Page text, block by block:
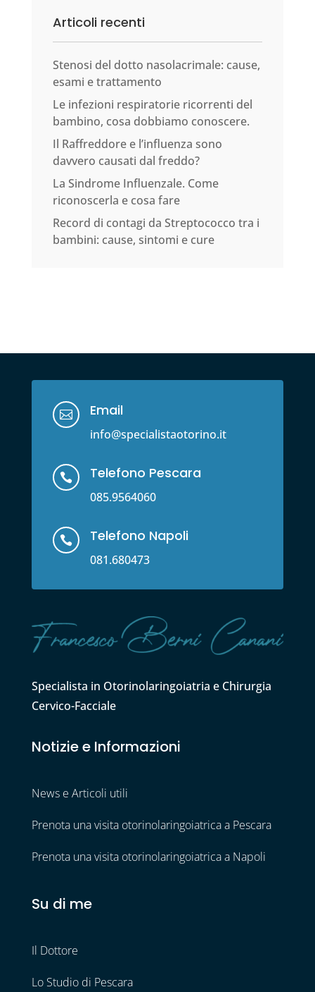
Articoli recenti
Stenosi del dotto nasolacrimale: cause,
esami e trattamento
Le infezioni respiratorie ricorrenti del
bambino, cosa dobbiamo conoscere.
Il Raffreddore e l’influenza sono
davvero causati dal freddo?
La Sindrome Influenzale. Come
riconoscerla e cosa fare
Record di contagi da Streptococco tra i
bambini: cause, sintomi e cure
 Email
info@specialistaotorino.it
 Telefono Pescara
085.9564060
 Telefono Napoli
081.680473
Specialista in Otorinolaringoiatria e Chirurgia
Cervico-Facciale
Notizie e Informazioni
News e Articoli utili
Prenota una visita otorinolaringoiatrica a Pescara
Prenota una visita otorinolaringoiatrica a Napoli
Su di me
Il Dottore
Lo Studio di Pescara